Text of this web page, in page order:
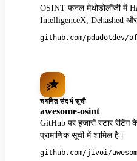
OSINT फनल मेथोडोलॉजी में
IntelligenceX, Dehashed
github.com/pdudotdev/
चयनित संदर्भ सूची
awesome-osint
GitHub पर हजारों स्टार
प्रामाणिक सूची में शामिल है।
github.com/jivoi/